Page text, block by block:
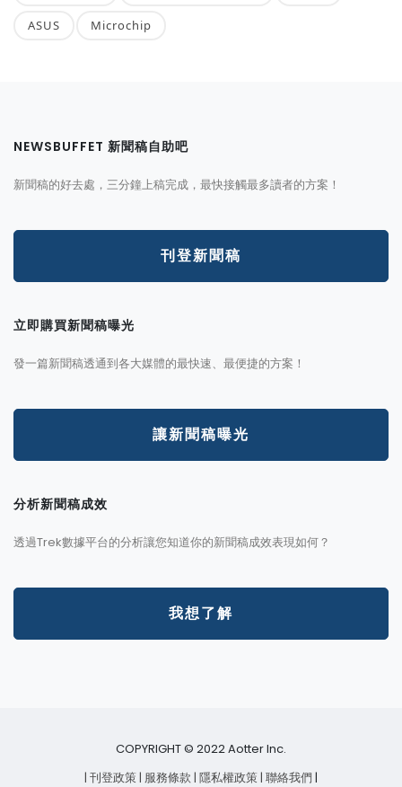
ASUS Microchip
NEWSBUFFET 新聞稿自助吧
新聞稿的好去處，三分鐘上稿完成，最快接觸最多讀者的方案！
刊登新聞稿
立即購買新聞稿曝光
發一篇新聞稿透通到各大媒體的最快速、最便捷的方案！
讓新聞稿曝光
分析新聞稿成效
透過Trek數據平台的分析讓您知道你的新聞稿成效表現如何？
我想了解
COPYRIGHT © 2022 Aotter Inc.
| 刊登政策| 服務條款 | 隱私權政策| 聯絡我們 |